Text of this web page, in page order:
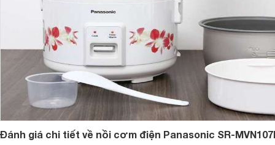
Đánh giá chi tiết về nồi cơm điện Panasonic SR-